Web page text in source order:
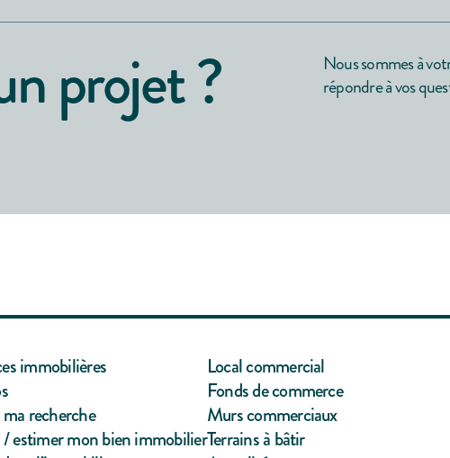
projet ?
Nous sommes à
répondre à vos
immobilières
recherche
estimer mon bien immobilier
Local commercial
Fonds de commerce
Murs commerciaux
Terrains à bâtir